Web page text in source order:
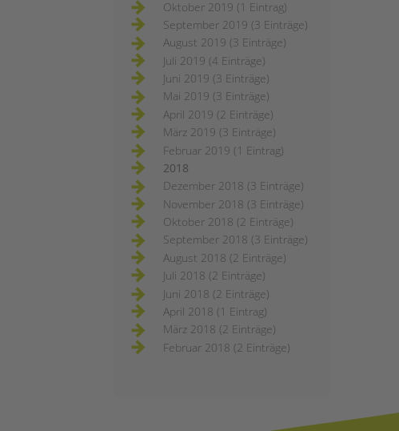
Oktober 2019 (1 Eintrag)
September 2019 (3 Einträge)
August 2019 (3 Einträge)
Juli 2019 (4 Einträge)
Juni 2019 (3 Einträge)
Mai 2019 (3 Einträge)
April 2019 (2 Einträge)
März 2019 (3 Einträge)
Februar 2019 (1 Eintrag)
2018
Dezember 2018 (3 Einträge)
November 2018 (3 Einträge)
Oktober 2018 (2 Einträge)
September 2018 (3 Einträge)
August 2018 (2 Einträge)
Juli 2018 (2 Einträge)
Juni 2018 (2 Einträge)
April 2018 (1 Eintrag)
März 2018 (2 Einträge)
Februar 2018 (2 Einträge)